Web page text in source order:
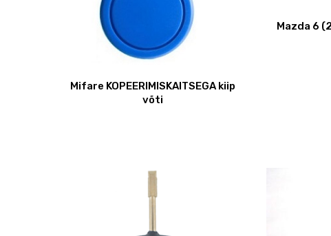
Mifare KOPEERIMISKAITSEGA kiip
võti
Mazda 6